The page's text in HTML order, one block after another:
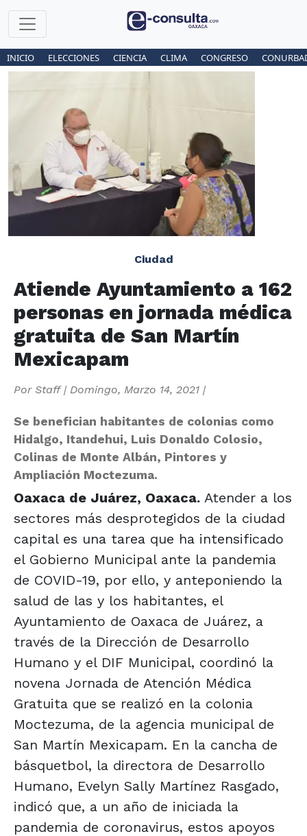
INICIO ELECCIONES CIENCIA CLIMA CONGRESO
Ciudad
Atiende Ayuntamiento a 162
personas en jornada médica
gratuita de San Martín
Mexicapam
Por Staff| Domingo, Marzo 14, 2021 |
Se benefician habitantes de colonias como
Hidalgo, Itandehui, Luis Donaldo Colosio,
Colinas de Monte Albán, Pintores y
Ampliación Moctezuma.
Oaxaca de Juárez, Oaxaca. Atender a los
sectores más desprotegidos de la ciudad
capital es una tarea que ha intensificado
el Gobierno Municipal ante la pandemia
de COVID-19, por ello, y anteponiendo la
salud de las y los habitantes, el
Ayuntamiento de Oaxaca de Juárez, a
través de la Dirección de Desarrollo
Humano y el DIF Municipal, coordinó la
novena Jornada de Atención Médica
Gratuita que se realizó en la colonia
Moctezuma, de la agencia municipal de
San Martín Mexicapam. En la cancha de
básquetbol, la directora de Desarrollo
Humano, Evelyn Sally Martínez Rasgado,
indicó que, a un año de iniciada la
pandemia de coronavirus, estos apoyos